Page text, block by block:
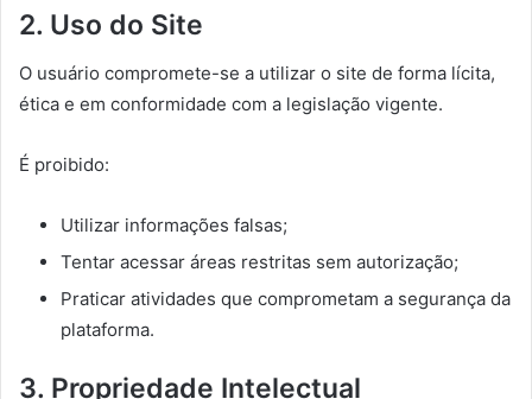
2. Uso do Site
O usuário compromete-se a utilizar o site de forma lícita,
ética e em conformidade com a legislação vigente.
É proibido:
Utilizar informações falsas;
Tentar acessar áreas restritas sem autorização;
Praticar atividades que comprometam a segurança da
plataforma.
3. Propriedade Intelectual